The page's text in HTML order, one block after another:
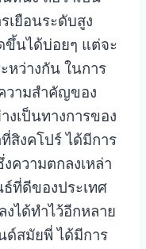
เยือนระดับสูง
ขึ้นได้บ่อยๆ แต่จะ
หว่างกัน ในการ
วามสำคัญของ
งเป็นทางการของ
สิงคโปร์ ได้มีการ
ความตกลงเหล่า
ที่ดีของประเทศ
งได้ทำไว้อีกหลาย
ด์สมัยพี่ ได้มีการ